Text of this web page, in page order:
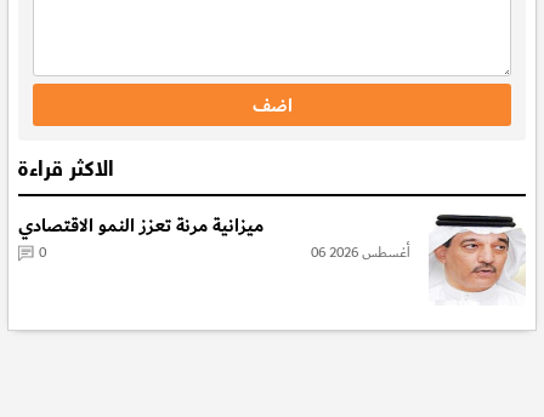
الاكثر قراءة
ميزانية مرنة تعزز النمو الاقتصادي
06 أغسطس 2026 0